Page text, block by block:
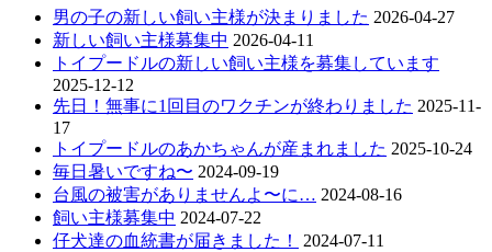
男の子の新しい飼い主様が決まりました 2026-04-27
新しい飼い主様募集中 2026-04-11
トイプードルの新しい飼い主様を募集しています
2025-12-12
先日！無事に1回目のワクチンが終わりました 2025-11-
17
トイプードルのあかちゃんが産まれました 2025-10-24
毎日暑いですね〜 2024-09-19
台風の被害がありませんよ〜に… 2024-08-16
飼い主様募集中 2024-07-22
仔犬達の血統書が届きました！
2024-07-11